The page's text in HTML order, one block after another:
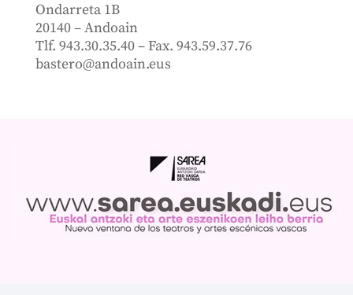
Ondarreta 1B
20140 – Andoain
Tlf. 943.30.35.40 – Fax. 943.59.37.76
bastero@andoain.eus